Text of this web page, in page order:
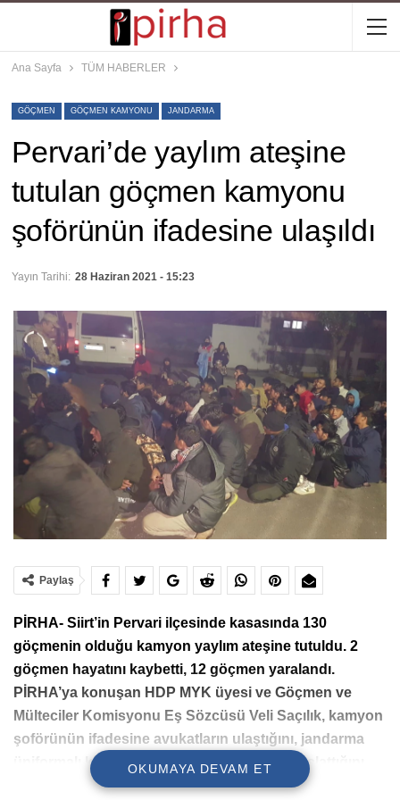
Ana Sayfa TÜM HABERLER
GÖÇMEN GÖÇMEN KAMYONU JANDARMA
Pervari’de yaylım ateşine
tutulan göçmen kamyonu
şoförünün ifadesine ulaşıldı
Yayın Tarihi: 28 Haziran 2021 - 15:23
Paylaş
PİRHA- Siirt’in Pervari ilçesinde kasasında 130
göçmenin olduğu kamyon yaylım ateşine tutuldu. 2
göçmen hayatını kaybetti, 12 göçmen yaralandı.
PİRHA’ya konuşan HDP MYK üyesi ve Göçmen ve
Mülteciler Komisyonu Eş Sözcüsü Veli Saçılık, kamyon
şoförünün ifadesine avukatların ulaştığını, jandarma
üniformalı kişilerin kamyona yaylım ateşi başlattığını
söylediğini aktardı.
OKUMAYA DEVAM ET